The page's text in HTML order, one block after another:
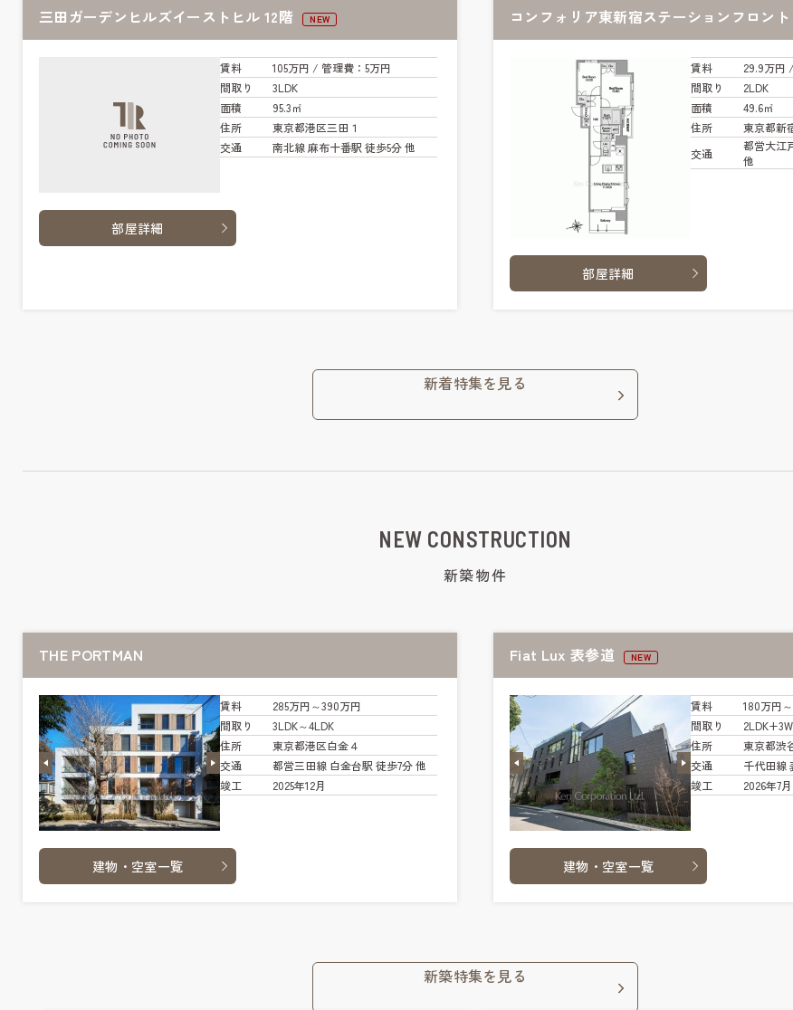
三田ガーデンヒルズイーストヒル 12階 NEW
賃料 105万円 / 管理費：5万円
間取り
3LDK
面積
95.3㎡
住所
東京都港区三田１
交通
南北線 麻布十番駅 徒歩5分 他
部屋詳細
コンフォリア東新宿ステーションフロン
賃料 29.9万円
間取り
2LDK
面積
49.6㎡
住所
東京都新
交通
都営大江
他
部屋詳細
新着特集を見る
NEW CONSTRUCTION
新築物件
THE PORTMAN
賃料
285万円～390万円
間取り
3LDK～4LDK
住所
東京都港区白金４
交通
都営三田線 白金台駅 徒歩7分 他
竣工
2025年12月
建物・空室一覧
Fiat Lux 表参道 NEW
賃料
180万円
間取り
住所
東京都渋
交通
千代田線
竣工
2026年7月
建物・空室一覧
新築特集を見る